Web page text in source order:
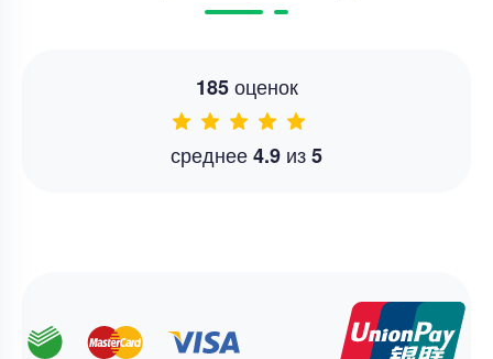
185оценок
среднее4.9 из5